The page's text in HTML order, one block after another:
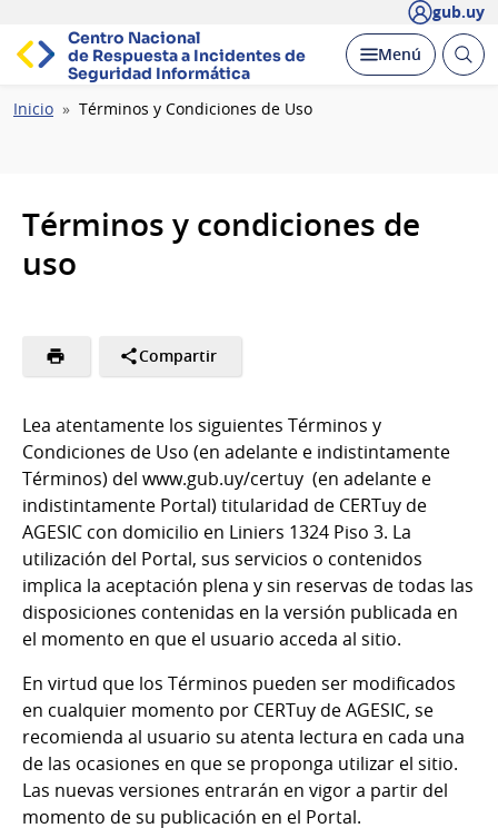
gub.uy
Centro Nacional
de Respuesta a Incidentesde
Seguridad Informática
Desplegar
Menú Abrir
Ruta
Inicio Términos y Condiciones de Uso
Términos y condiciones de
uso
Compartir
Lea atentamente los siguientes Términos y
Condiciones de Uso (en adelante e indistintamente
Términos) del www.gub.uy/certuy (en adelante e
indistintamente Portal) titularidad de CERTuy de
AGESIC con domicilio en Liniers 1324 Piso 3. La
utilización del Portal, sus servicios o contenidos
implica la aceptación plena y sin reservas de todas las
disposiciones contenidas en la versión publicada en
el momento en que el usuario acceda al sitio.
En virtud que los Términos pueden ser modificados
en cualquier momento por CERTuy de AGESIC, se
recomienda al usuario su atenta lectura en cada una
de las ocasiones en que se proponga utilizar el sitio.
Las nuevas versiones entrarán en vigor a partir del
momento de su publicación en el Portal.